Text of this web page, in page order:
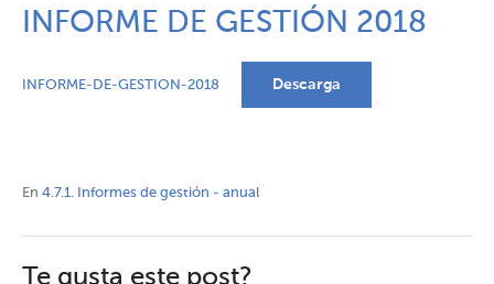
INFORME DE GESTIÓN 2018
INFORME-DE-GESTION-2018 Descarga
En 4.7.1. Informes de gestión - anual
Te gusta este post?